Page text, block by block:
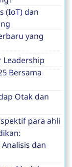
(IoT) dan
yang
Leadership
Bersama
Otak dan
para ahli
dan